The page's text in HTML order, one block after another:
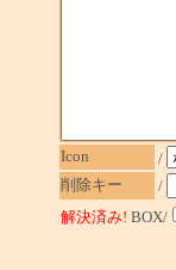
Icon /
削除キー /
解決済み! BOX/